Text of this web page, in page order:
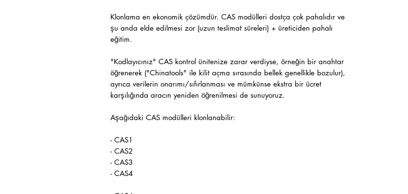
Klonlama en ekonomik çözümdür. CAS modülleri dostça çok pahalıdır ve
şu anda elde edilmesi zor (uzun teslimat süreleri) + üreticiden pahalı
eğitim.
"Kodlayıcınız" CAS kontrol ünitenize zarar verdiyse, örneğin bir anahtar
öğrenerek ("Chinatools" ile kilit açma sırasında bellek genellikle bozulur),
ayrıca verilerin onarımı/sıfırlanması ve mümkünse ekstra bir ücret
karşılığında aracın yeniden öğrenilmesi de sunuyoruz.
Aşağıdaki CAS modülleri klonlanabilir:
- CAS1
- CAS2
- CAS3
- CAS4